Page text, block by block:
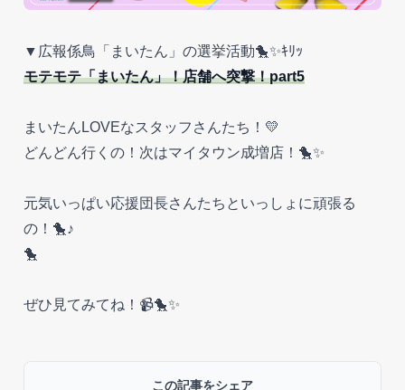
▼広報係鳥「まいたん」の選挙活動🐤✨ｷﾘｯ
モテモテ「まいたん」！店舗へ突撃！part5
まいたんLOVEなスタッフさんたち！💛
どんどん行くの！次はマイタウン成増店！🐤✨
元気いっぱい応援団長さんたちといっしょに頑張る
の！🐤♪
🐤
ぜひ見てみてね！📹🐤✨
この記事をシェア